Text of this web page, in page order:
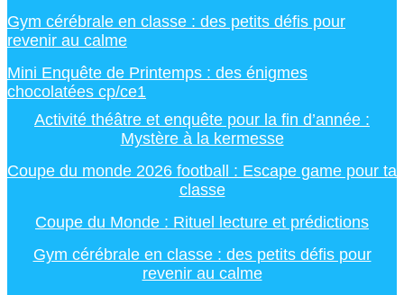
Gym cérébrale en classe : des petits défis pour
revenir au calme
Mini Enquête de Printemps : des énigmes
chocolatées cp/ce1
Activité théâtre et enquête pour la fin d’année :
Mystère à la kermesse
Coupe du monde 2026 football : Escape game pour ta
classe
Coupe du Monde : Rituel lecture et prédictions
Gym cérébrale en classe : des petits défis pour
revenir au calme